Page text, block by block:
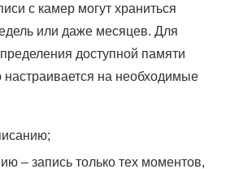
с камер могут храниться
или даже месяцев. Для
доступной памяти
настраивается на необходимые
– запись только тех моментов,